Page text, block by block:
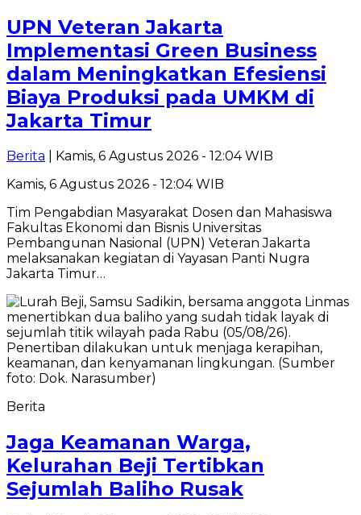
UPN Veteran Jakarta
Implementasi Green Business
dalam Meningkatkan Efesiensi
Biaya Produksi pada UMKM di
Jakarta Timur
Berita | Kamis, 6 Agustus 2026 - 12:04 WIB
Kamis, 6 Agustus 2026 - 12:04 WIB
Tim Pengabdian Masyarakat Dosen dan Mahasiswa
Fakultas Ekonomi dan Bisnis Universitas
Pembangunan Nasional (UPN) Veteran Jakarta
melaksanakan kegiatan di Yayasan Panti Nugra
Jakarta Timur…
Berita
Jaga Keamanan Warga,
Kelurahan Beji Tertibkan
Sejumlah Baliho Rusak